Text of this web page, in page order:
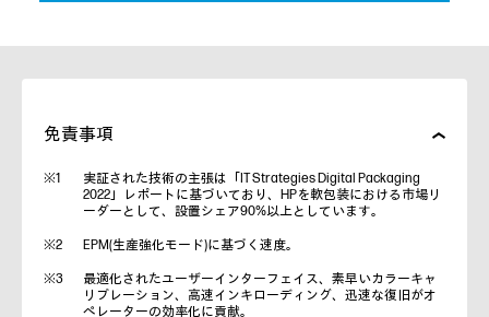
免責事項
実証された技術の主張は「IT Strategies Digital Packaging
2022」レポートに基づいており、HPを軟包装における市場リ
ーダーとして、設置シェア90%以上としています。
EPM(生産強化モード)に基づく速度。
最適化されたユーザーインターフェイス、素早いカラーキャ
リブレーション、高速インキローディング、迅速な復旧がオ
ペレーターの効率化に貢献。